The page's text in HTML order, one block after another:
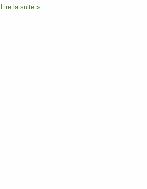
Lire la suite »